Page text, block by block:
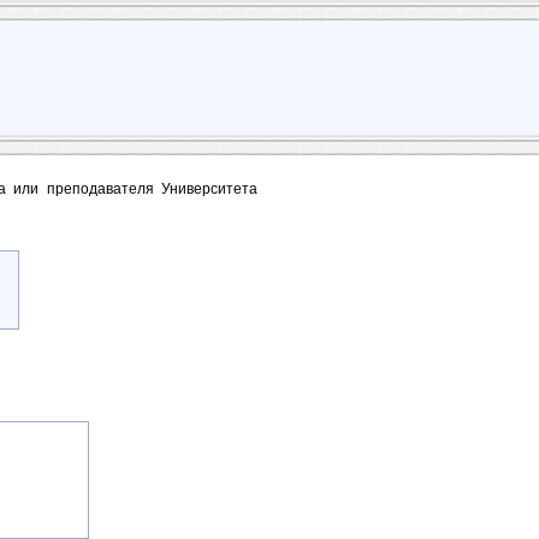
или преподавателя Университета